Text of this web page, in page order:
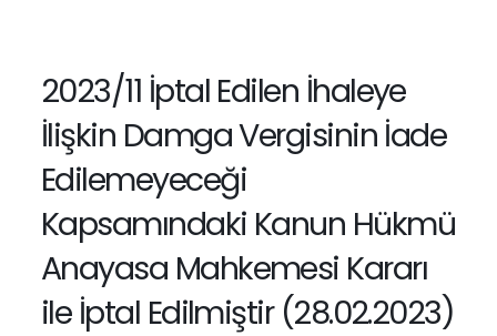
2023/11 İptal Edilen İhaleye
İlişkin Damga Vergisinin İade
Edilemeyeceği
Kapsamındaki Kanun Hükmü
Anayasa Mahkemesi Kararı
ile İptal Edilmiştir (28.02.2023)